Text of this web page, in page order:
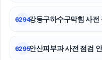
6294강동구하수구막힘 사
6295안산피부과 사전 점검